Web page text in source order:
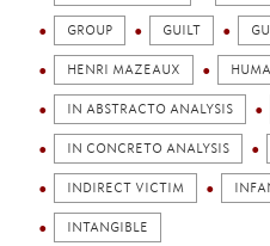
GROUP GUILT
HENRI MAZEAUX
IN ABSTRACTO ANALYSIS
IN CONCRETO ANALYSIS
INDIRECT VICTIM
INTANGIBLE